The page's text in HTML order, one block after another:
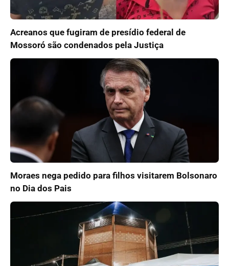
Acreanos que fugiram de presídio federal de
Mossoró são condenados pela Justiça
Moraes nega pedido para filhos visitarem Bolsonaro
no Dia dos Pais